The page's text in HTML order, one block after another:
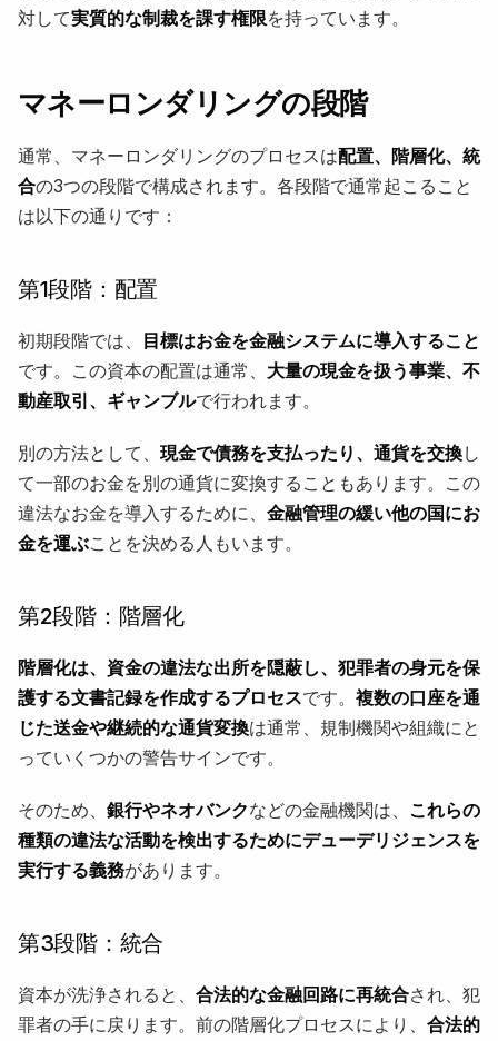
対して実質的な制裁を課す権限を持っています。
マネーロンダリングの段階
通常、マネーロンダリングのプロセスは配置、階層化、統
合の3つの段階で構成されます。各段階で通常起こること
は以下の通りです：
第1段階：配置
初期段階では、 目標はお金を金融システムに導入すること
です。この資本の配置は通常、 大量の現金を扱う事業、不
動産取引、ギャンブルで行われます。
別の方法として、 現金で債務を支払ったり、通貨を交換し
て一部のお金を別の通貨に変換することもあります。この
違法なお金を導入するために、 金融管理の緩い他の国にお
金を運ぶことを決める人もいます。
第2段階：階層化
階層化は、資金の違法な出所を隠蔽し、犯罪者の身元を保
護する文書記録を作成するプロセスです。 複数の口座を通
じた送金や継続的な通貨変換は通常、規制機関や組織にと
っていくつかの警告サインです。
そのため、 銀行やネオバンクなどの金融機関は、 これらの
種類の違法な活動を検出するためにデューデリジェンスを
実行する義務があります。
第3段階：統合
資本が洗浄されると、 合法的な金融回路に再統合され、犯
罪者の手に戻ります。前の階層化プロセスにより、 合法的